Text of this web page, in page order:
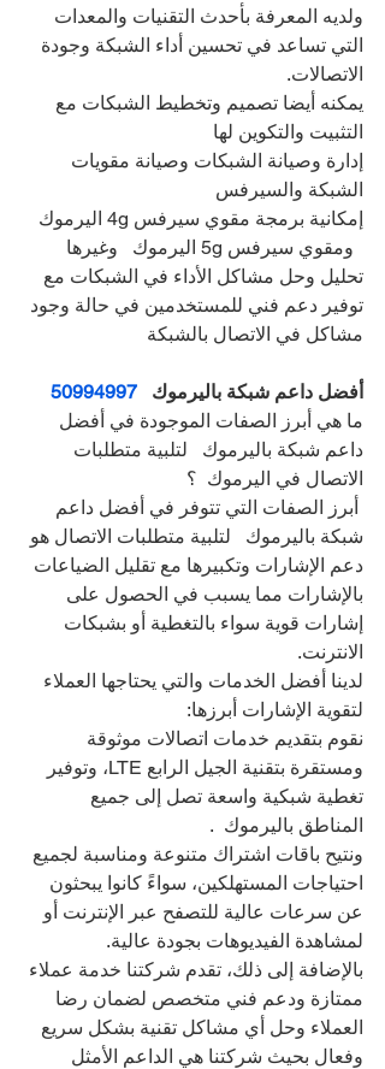
ولديه المعرفة بأحدث التقنيات والمعدات
التي تساعد في تحسين أداء الشبكة وجودة
الاتصالات.
يمكنه أيضا تصميم وتخطيط الشبكات مع
التثبيت والتكوين لها
إدارة وصيانة الشبكات وصيانة مقويات
الشبكة والسيرفس
إمكانية برمجة مقوي سيرفس 4g اليرموك
ومقوي سيرفس 5g اليرموك   وغيرها
تحليل وحل مشاكل الأداء في الشبكات مع
توفير دعم فني للمستخدمين في حالة وجود
مشاكل في الاتصال بالشبكة
أفضل داعم شبكة باليرموك 50994997
ما هي أبرز الصفات الموجودة في أفضل
داعم شبكة باليرموك   لتلبية متطلبات
الاتصال في اليرموك  ؟
أبرز الصفات التي تتوفر في أفضل داعم
شبكة باليرموك   لتلبية متطلبات الاتصال هو
دعم الإشارات وتكبيرها مع تقليل الضياعات
بالإشارات مما يسبب في الحصول على
إشارات قوية سواء بالتغطية أو بشبكات
الانترنت.
لدينا أفضل الخدمات والتي يحتاجها العملاء
لتقوية الإشارات أبرزها:
نقوم بتقديم خدمات اتصالات موثوقة
ومستقرة بتقنية الجيل الرابع LTE، وتوفير
تغطية شبكية واسعة تصل إلى جميع
المناطق باليرموك  .
ونتيح باقات اشتراك متنوعة ومناسبة لجميع
احتياجات المستهلكين، سواءً كانوا يبحثون
عن سرعات عالية للتصفح عبر الإنترنت أو
لمشاهدة الفيديوهات بجودة عالية.
بالإضافة إلى ذلك، تقدم شركتنا خدمة عملاء
ممتازة ودعم فني متخصص لضمان رضا
العملاء وحل أي مشاكل تقنية بشكل سريع
وفعال بحيث شركتنا هي الداعم الأمثل